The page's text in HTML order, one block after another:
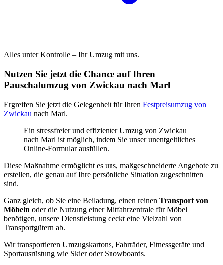
Alles unter Kontrolle – Ihr Umzug mit uns.
Nutzen Sie jetzt die Chance auf Ihren
Pauschalumzug von Zwickau nach Marl
Ergreifen Sie jetzt die Gelegenheit für Ihren Festpreisumzug von
Zwickau nach Marl.
Ein stressfreier und effizienter Umzug von Zwickau
nach Marl ist möglich, indem Sie unser unentgeltliches
Online-Formular ausfüllen.
Diese Maßnahme ermöglicht es uns, maßgeschneiderte Angebote zu
erstellen, die genau auf Ihre persönliche Situation zugeschnitten
sind.
Ganz gleich, ob Sie eine Beiladung, einen reinen Transport von
Möbeln oder die Nutzung einer Mitfahrzentrale für Möbel
benötigen, unsere Dienstleistung deckt eine Vielzahl von
Transportgütern ab.
Wir transportieren Umzugskartons, Fahrräder, Fitnessgeräte und
Sportausrüstung wie Skier oder Snowboards.